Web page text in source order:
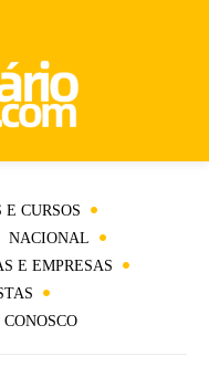
E CURSOS
NACIONAL
E EMPRESAS